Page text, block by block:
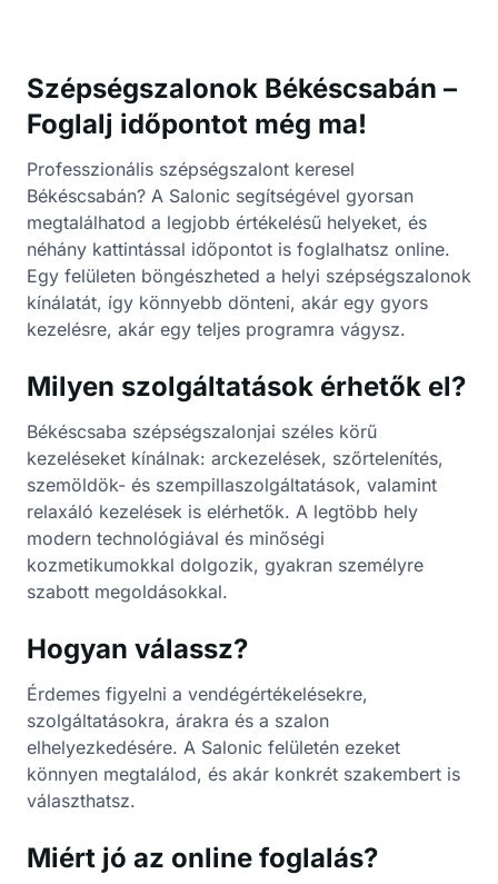
Szépségszalonok Békéscsabán –
Foglalj időpontot még ma!
Professzionális szépségszalont keresel
Békéscsabán? A Salonic segítségével gyorsan
megtalálhatod a legjobb értékelésű helyeket, és
néhány kattintással időpontot is foglalhatsz online.
Egy felületen böngészheted a helyi szépségszalonok
kínálatát, így könnyebb dönteni, akár egy gyors
kezelésre, akár egy teljes programra vágysz.
Milyen szolgáltatások érhetők el?
Békéscsaba szépségszalonjai széles körű
kezeléseket kínálnak: arckezelések, szőrtelenítés,
szemöldök- és szempillaszolgáltatások, valamint
relaxáló kezelések is elérhetők. A legtöbb hely
modern technológiával és minőségi
kozmetikumokkal dolgozik, gyakran személyre
szabott megoldásokkal.
Hogyan válassz?
Érdemes figyelni a vendégértékelésekre,
szolgáltatásokra, árakra és a szalon
elhelyezkedésére. A Salonic felületén ezeket
könnyen megtalálod, és akár konkrét szakembert is
választhatsz.
Miért jó az online foglalás?